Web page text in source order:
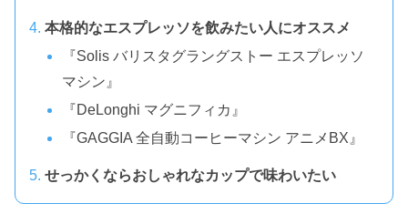
本格的なエスプレッソを飲みたい人にオススメ
『Solis バリスタグラングストー エスプレッソ
マシン』
『DeLonghi マグニフィカ』
『GAGGIA 全自動コーヒーマシン アニメBX』
せっかくならおしゃれなカップで味わいたい